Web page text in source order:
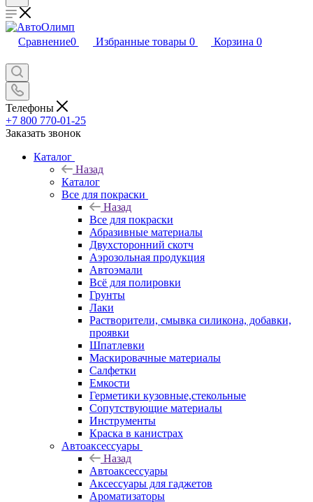
Сравнение0 Избранные товары 0 Корзина 0
Телефоны
+7 800 770-01-25
Заказать звонок
Каталог
Назад
Каталог
Все для покраски
Назад
Все для покраски
Абразивные материалы
Двухсторонний скотч
Аэрозольная продукция
Автоэмали
Всё для полировки
Грунты
Лаки
Растворители, смывка силикона, добавки,
проявки
Шпатлевки
Маскировачные материалы
Салфетки
Емкости
Герметики кузовные,стекольные
Сопутствующие материалы
Инструменты
Краска в канистрах
Автоаксессуары
Назад
Автоаксессуары
Аксессуары для гаджетов
Ароматизаторы